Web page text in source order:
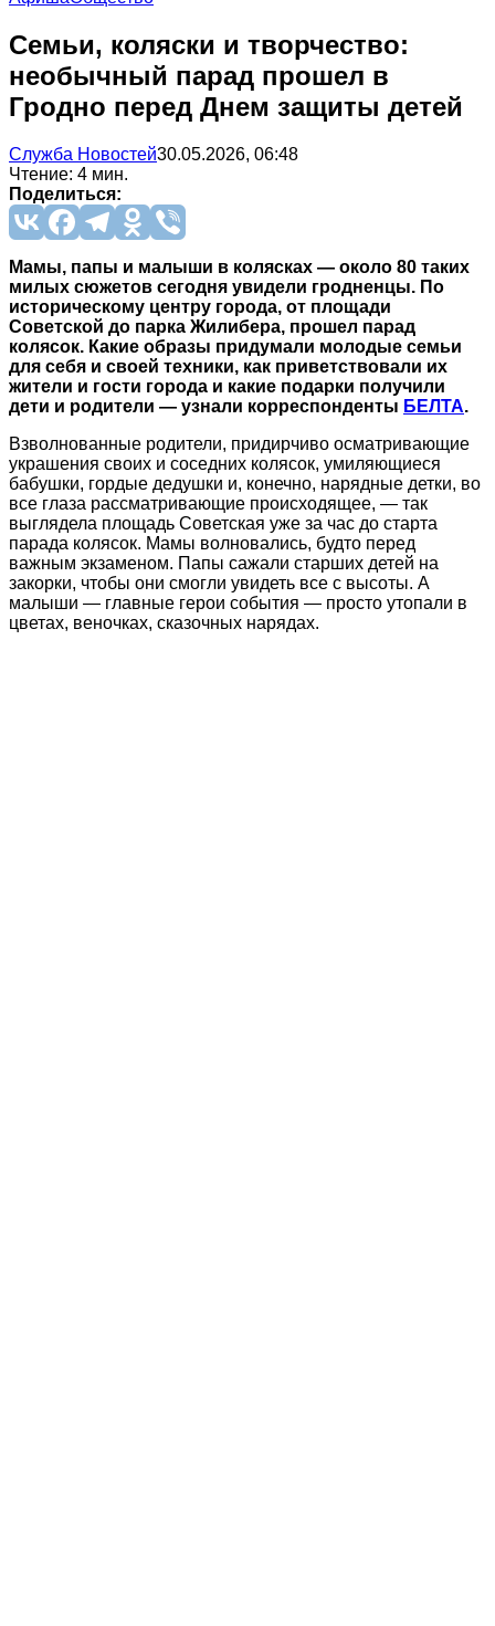
Семьи, коляски и творчество:
необычный парад прошел в
Гродно перед Днем защиты детей
Служба Новостей30.05.2026, 06:48
Чтение: 4 мин.
Поделиться:
Мамы, папы и малыши в колясках — около 80 таких
милых сюжетов сегодня увидели гродненцы. По
историческому центру города, от площади
Советской до парка Жилибера, прошел парад
колясок. Какие образы придумали молодые семьи
для себя и своей техники, как приветствовали их
жители и гости города и какие подарки получили
дети и родители — узнали корреспонденты БЕЛТА.
Взволнованные родители, придирчиво осматривающие
украшения своих и соседних колясок, умиляющиеся
бабушки, гордые дедушки и, конечно, нарядные детки, во
все глаза рассматривающие происходящее, — так
выглядела площадь Советская уже за час до старта
парада колясок. Мамы волновались, будто перед
важным экзаменом. Папы сажали старших детей на
закорки, чтобы они смогли увидеть все с высоты. А
малыши — главные герои события — просто утопали в
цветах, веночках, сказочных нарядах.